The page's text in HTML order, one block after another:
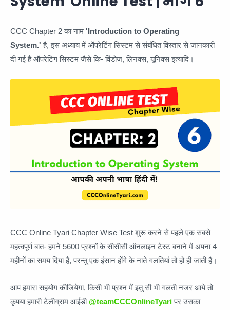
CCC Chapter 2 का नाम 'Introduction to Operating
System.' है, इस अध्याय में ऑपरेटिंग सिस्टम से संबंधित विस्तार से जानकारी
दी गई है ऑपरेटिंग सिस्टम जैसे कि- विंडोज, लिनक्स, यूनिक्स इत्यादि।
CCC Online Tyari Chapter Wise Test शुरू करने से पहले एक सबसे
महत्वपूर्ण बात- हमने 5600 प्रश्नों के सीसीसी ऑनलाइन टेस्ट बनाने में अपना 4
महीनों का समय दिया है, परन्तु एक इंसान होंगे के नाते गलतियां तो हो ही जाती है।
आप हमारा सहयोग कीजियेगा, किसी भी प्रश्न में इतु सी भी गलती नजर आये तो
कृपया हमारी टेलीग्राम आईडी@teamCCCOnlineTyariपर उसका